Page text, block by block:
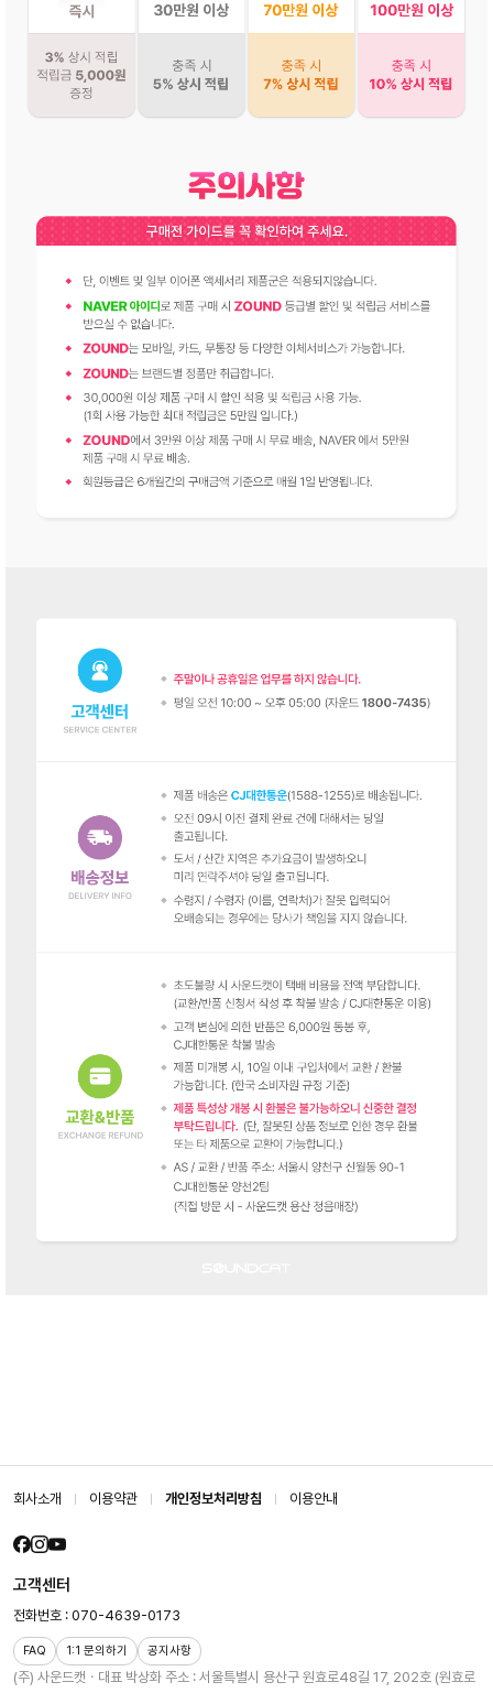
회사소개 이용약관 개인정보처리방침 이용안내
(주) 사운드캣ㆍ대표 박상화 주소 : 서울특별시 용산구 원효로48길 17, 202호 (원효로
고객센터
전화번호 : 070-4639-0173
FAQ 1:1 문의하기 공지사항